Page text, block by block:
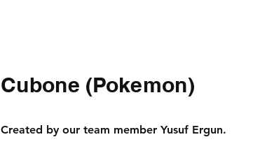
Cubone (Pokemon)
Created by our team member Yusuf Ergun.